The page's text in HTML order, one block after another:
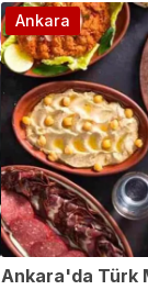
Ankara'da Türk
Ankara